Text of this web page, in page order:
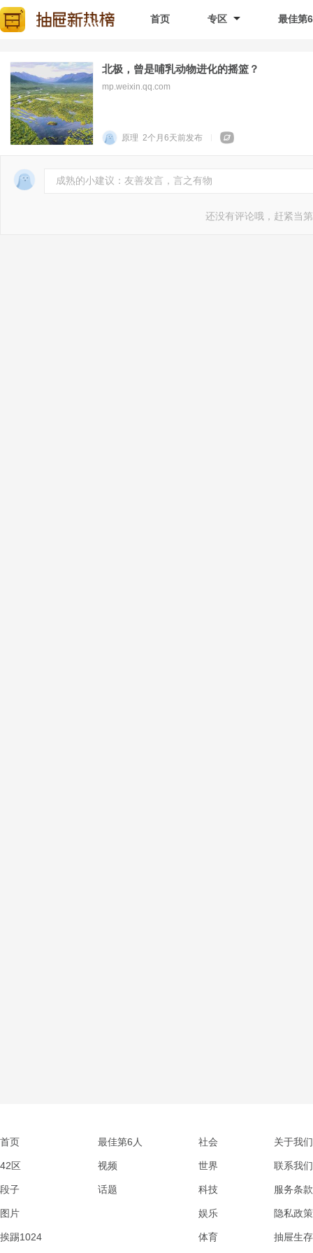
首页 专区 最佳第
北极，曾是哺乳动物进化的摇篮？
mp.weixin.qq.com
原理 2个月6天前发布
成熟的小建议：友善发言，言之有物
还没有评论哦，赶紧当
首页
42区
段子
图片
挨踢1024
最佳第6人
视频
话题
社会
世界
科技
娱乐
体育
关于我们
联系我们
服务条款
隐私政策
抽屉生